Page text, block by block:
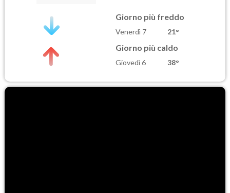
Giorno più freddo
Venerdì 7 21°
Giorno più caldo
Giovedì 6 38°